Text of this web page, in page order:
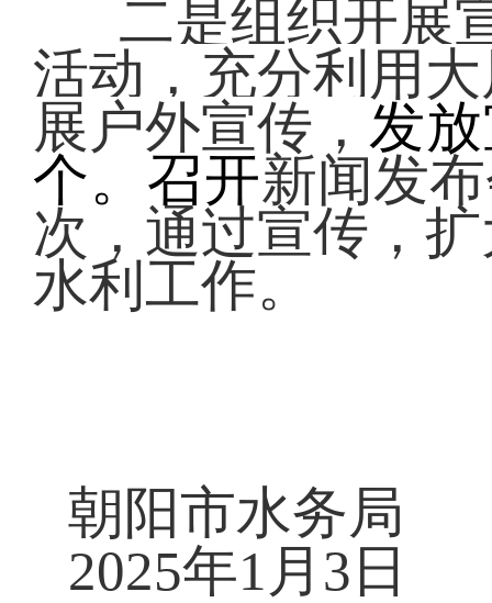
二是组织开展
活动，充分利用
展户外宣传， 发
个。召开新闻发
次，通过宣传，
水利工作。
朝阳市水务局
2025年1月3日